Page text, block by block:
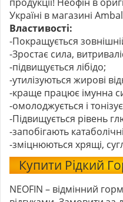
Україні в магазині
Властивості:
-Покращується
-Зростає сила,
-підвищується лібідо;
-утилізуються жирові
-краще працює імунна
-омолоджується і
-Підвищується рівень
-запобігають
-зміцнюються хрящі,
Купити Рідкий
NEOFIN – відмінний